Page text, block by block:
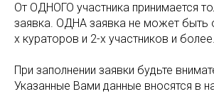
От ОДНОГО участника принимается
заявка. ОДНА заявка не может быть
х кураторов и 2-х участников и более.
При заполнении заявки будьте
Указанные Вами данные вносятся в